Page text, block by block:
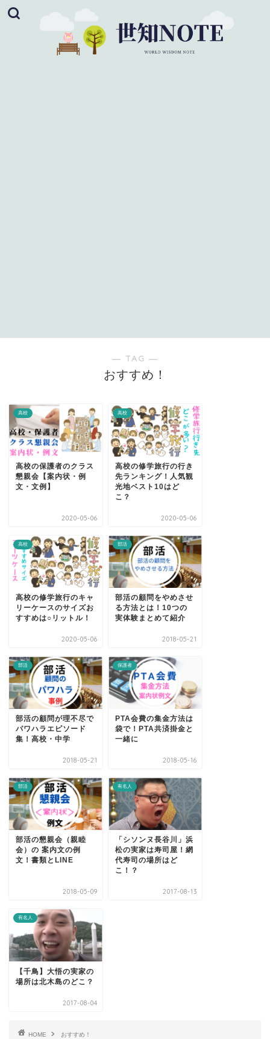
― TAG ―
おすすめ！
高校
高校の保護者のクラス
懇親会【案内状・例
文・文例】
2020-05-06
高校
高校の修学旅行の行き
先ランキング！人気観
光地ベスト10はど
こ？
2020-05-06
高校
高校の修学旅行のキャ
リーケースのサイズお
すすめは○リットル！
2020-05-06
部活
部活の顧問をやめさせ
る方法とは！10つの
実体験まとめて紹介
2018-05-21
部活
部活の顧問が理不尽で
パワハラエピソード
集！高校・中学
2018-05-21
保護者
PTA会費の集金方法は
袋で！PTA共済掛金と
一緒に
2018-05-16
部活
部活の懇親会（親睦
会）の 案内文の例
文！書類とLINE
2018-05-09
有名人
「シソンヌ長谷川」浜
松の実家は寿司屋！網
代寿司の場所はど
こ！？
2017-08-13
有名人
【千鳥】大悟の実家の
場所は北木島のどこ？
2017-08-04
HOME おすすめ！